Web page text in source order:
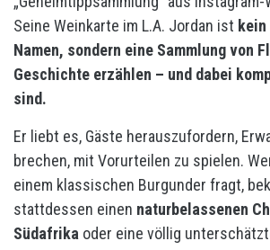
Seine Weinkarte im L.A. Jordan ist
Namen, sondern eine Sammlung von
Geschichte erzählen – und dabei
sind.
Er liebt es, Gäste herauszufordern,
brechen, mit Vorurteilen zu spielen.
einem klassischen Burgunder fragt,
stattdessen einen naturbelassenen
Südafrika oder eine völlig